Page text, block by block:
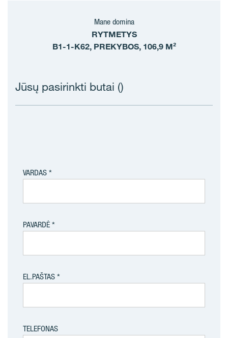
Mane domina
RYTMETYS
B1-1-K62, PREKYBOS, 106,9 M²
Jūsų pasirinkti butai ()
VARDAS
PAVARDĖ
EL.PAŠTAS
TELEFONAS